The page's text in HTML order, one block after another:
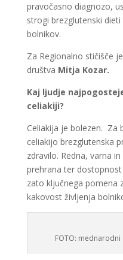
pravočasno diagnozo,
strogi brezglutenski
bolnikov.
Za Regionalno stičišče
društva Mitja Kozar.
Kaj ljudje
celiakiji?
Celiakija je bolezen. Za
celiakijo brezglutenska
zdravilo. Redna, varna
prehrana ter
zato ključnega pomena
kakovost življenja
FOTO: mednarodni